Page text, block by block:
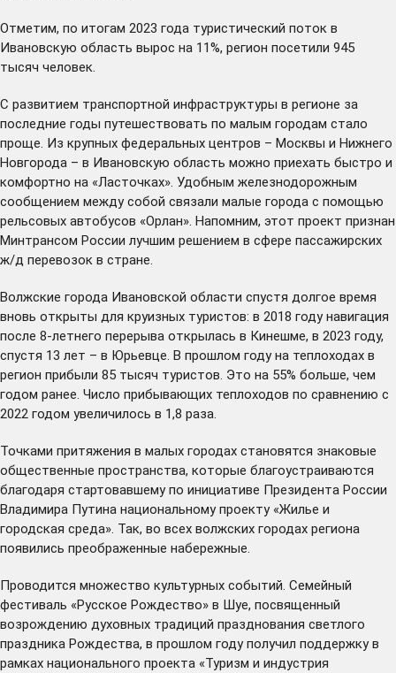
Отметим, по итогам 2023 года туристический поток в
Ивановскую область вырос на 11%, регион посетили 945
тысяч человек.
С развитием транспортной инфраструктуры в регионе за
последние годы путешествовать по малым городам стало
проще. Из крупных федеральных центров – Москвы и Нижнего
Новгорода – в Ивановскую область можно приехать быстро и
комфортно на «Ласточках». Удобным железнодорожным
сообщением между собой связали малые города с помощью
рельсовых автобусов «Орлан». Напомним, этот проект признан
Минтрансом России лучшим решением в сфере пассажирских
ж/д перевозок в стране.
Волжские города Ивановской области спустя долгое время
вновь открыты для круизных туристов: в 2018 году навигация
после 8-летнего перерыва открылась в Кинешме, в 2023 году,
спустя 13 лет – в Юрьевце. В прошлом году на теплоходах в
регион прибыли 85 тысяч туристов. Это на 55% больше, чем
годом ранее. Число прибывающих теплоходов по сравнению с
2022 годом увеличилось в 1,8 раза.
Точками притяжения в малых городах становятся знаковые
общественные пространства, которые благоустраиваются
благодаря стартовавшему по инициативе Президента России
Владимира Путина национальному проекту «Жилье и
городская среда». Так, во всех волжских городах региона
появились преображенные набережные.
Проводится множество культурных событий. Семейный
фестиваль «Русское Рождество» в Шуе, посвященный
возрождению духовных традиций празднования светлого
праздника Рождества, в прошлом году получил поддержку в
рамках национального проекта «Туризм и индустрия